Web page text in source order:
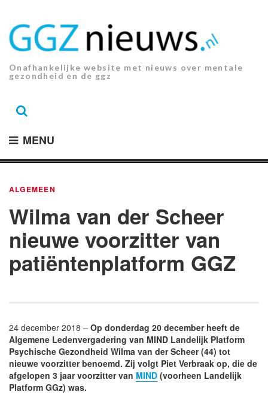
inhoud.
Onafhankelijke website met nieuws over mentale
gezondheid en de ggz
MENU
ALGEMEEN
Wilma van der Scheer
nieuwe voorzitter van
patiëntenplatform GGZ
24 december 2018 – Op donderdag 20 december heeft de
Algemene Ledenvergadering van MIND Landelijk Platform
Psychische Gezondheid Wilma van der Scheer (44) tot
nieuwe voorzitter benoemd. Zij volgt Piet Verbraak op, die de
afgelopen 3 jaar voorzitter van MIND (voorheen Landelijk
Platform GGz) was.